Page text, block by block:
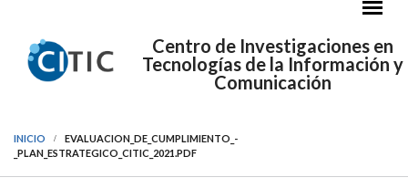
Centro de Investigaciones en
Tecnologías de la Información y
Comunicación
INICIO
EVALUACION_DE_CUMPLIMIENTO_-
_PLAN_ESTRATEGICO_CITIC_2021.PDF